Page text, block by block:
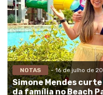
NOTAS - 16 de julho de
Simone Mendes
da família no Beach